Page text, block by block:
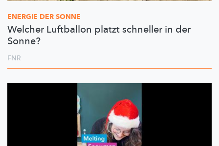
ENERGIE DER SONNE
Welcher Luftballon platzt schneller in der
Sonne?
FNR